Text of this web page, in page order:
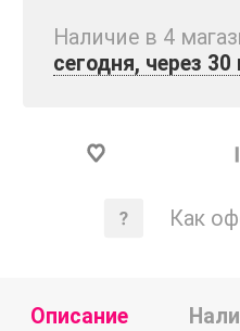
Наличие в 4
сегодня, через 30
Как
Описание